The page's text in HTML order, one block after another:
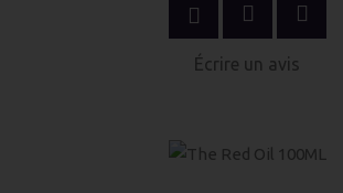
Écrire un avis